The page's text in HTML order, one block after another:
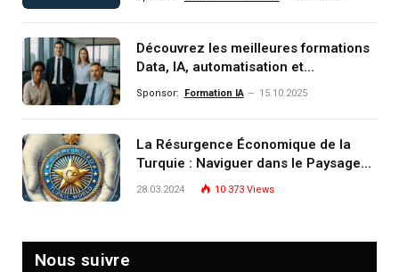
Découvrez les meilleures formations
Data, IA, automatisation et
investissement (gestion de
Sponsor: Formation IA 15.10.2025
La Résurgence Économique de la
Turquie : Naviguer dans le Paysage
Post-Crise
28.03.2024 10 373 Views
Nous suivre